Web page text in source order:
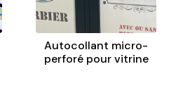
Autocollant micro-
perforé pour vitrine